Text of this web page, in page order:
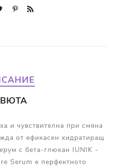
и чувствителна при смяна
от ефикасен хидратиращ
с бета-глюкан IUNIK -
Serum е перфектното